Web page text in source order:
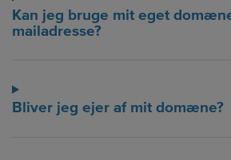
Kan jeg bruge mit eget
mailadresse?
Bliver jeg ejer af mit domæne?